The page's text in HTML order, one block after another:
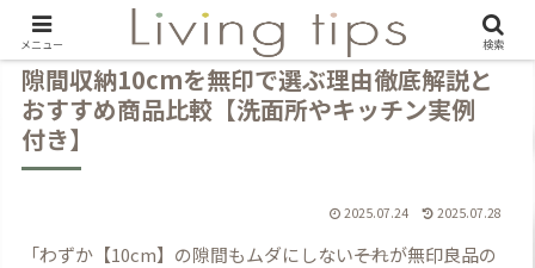
隙間収納10cmを無印で選ぶ理由徹底解説と
おすすめ商品比較【洗面所やキッチン実例
付き】
2025.07.24 2025.07.28
「わずか【10cm】の隙間もムダにしない――それが無印良品の
メニュー 検索